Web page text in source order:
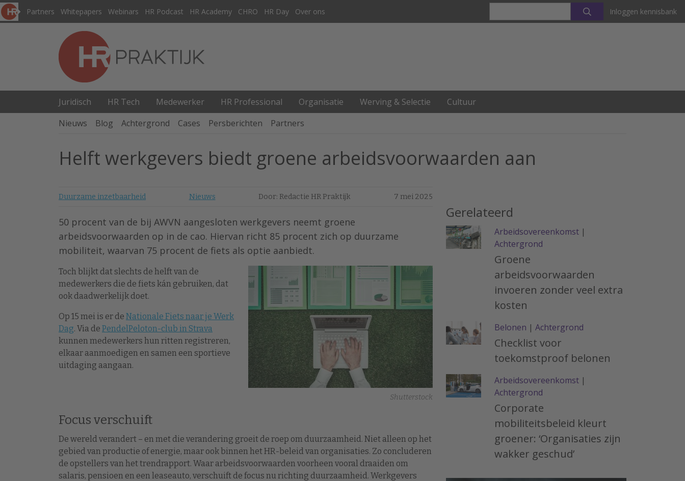
Partners Whitepapers Webinars HR Podcast HR Academy CHRO HR Day Over ons Inloggen kennisbank
Juridisch HR Tech Medewerker HR Professional Organisatie Werving & Selectie
Cultuur
Nieuws
Blog Achtergrond Cases Persberichten Partners
Helft werkgevers biedt groene arbeidsvoorwaarden aan
Duurzame inzetbaarheid Nieuws Door: Redactie HR Praktijk 7 mei 2025
50 procent van de bij AWVN aangesloten werkgevers neemt groene
arbeidsvoorwaarden op in de cao. Hiervan richt 85 procent zich op duurzame
mobiliteit, waarvan 75 procent de fiets als optie aanbiedt.
Shutterstock
Toch blijkt dat slechts de helft van de
medewerkers die de fiets kán gebruiken, dat
ook daadwerkelijk doet.
Op 15 mei is er de Nationale Fiets naar je Werk
Dag. Via de PendelPeloton-club in Strava
kunnen medewerkers hun ritten registreren,
elkaar aanmoedigen en samen een sportieve
uitdaging aangaan.
Focus verschuift
De wereld verandert – en met die verandering groeit de roep om duurzaamheid. Niet alleen op het
gebied van productie of energie, maar ook binnen het HR-beleid van organisaties. Zo concluderen
de opstellers van het trendrapport. Waar arbeidsvoorwaarden voorheen vooral draaiden om
salaris, pensioen en een leaseauto, verschuift de focus nu richting duurzaamheid. Werkgevers
Gerelateerd
Arbeidsovereenkomst |
Achtergrond
Groene
arbeidsvoorwaarden
invoeren zonder veel extra
kosten
Belonen | Achtergrond
Checklist voor
toekomstproof belonen
Arbeidsovereenkomst |
Achtergrond
Corporate
mobiliteitsbeleid kleurt
groener: ‘Organisaties zijn
wakker geschud’